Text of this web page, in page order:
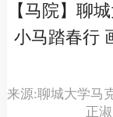
【马院】聊
小马踏春行
来源:聊城大学马
正